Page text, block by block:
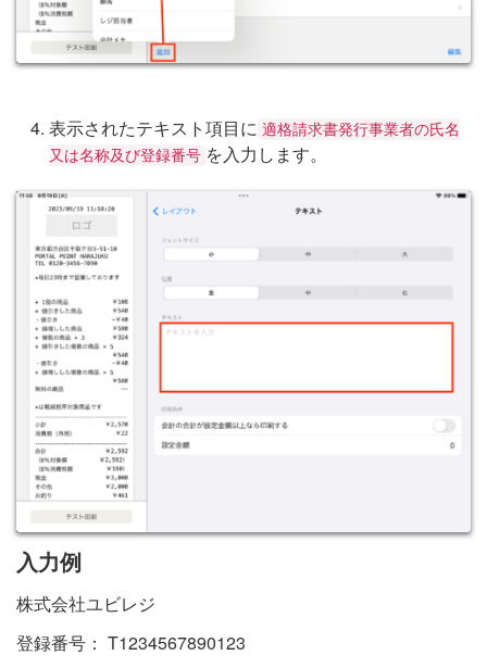
表示されたテキスト項目に 適格請求書発行事業者の氏名
又は名称及び登録番号 を入力します。
入力例
株式会社ユビレジ
登録番号： T1234567890123